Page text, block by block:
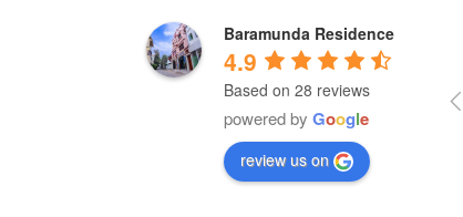
Baramunda Residence
4.9
Based on 28 reviews
powered by Google
review us on
a year ago
It's wonderful place for lodging
and food